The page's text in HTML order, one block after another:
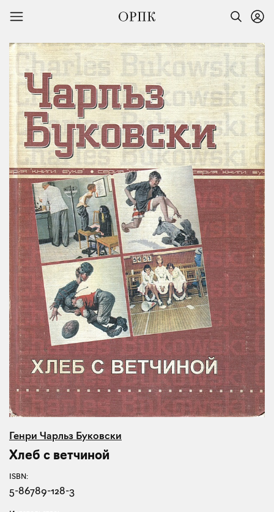
Генри Чарльз Буковски
Хлеб с ветчиной
ISBN:
5-86789-128-3